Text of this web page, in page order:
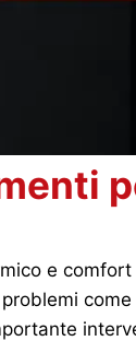
e comfort
come